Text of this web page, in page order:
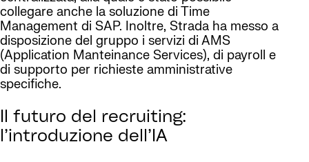
collegare anche la soluzione di Time
Management di SAP. Inoltre, Strada ha messo a
disposizione del gruppo i servizi di AMS
(Application Manteinance Services), di payroll e
di supporto per richieste amministrative
specifiche.
Il futuro del recruiting:
l’introduzione dell’IA